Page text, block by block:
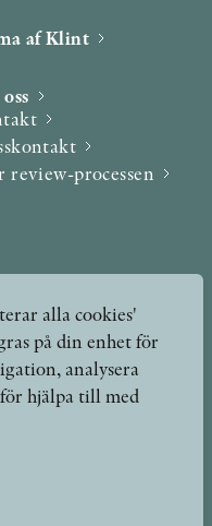
af Klint
review-processen
alla cookies'
på din enhet för
analysera
hjälpa till med